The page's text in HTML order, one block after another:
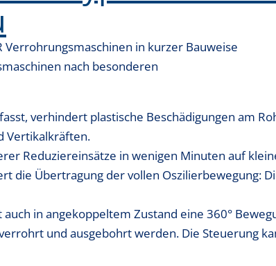
in kurzer Bauweise
nach besonderen
verhindert plastische Beschädigungen am
Vertikalkräften.
Reduziereinsätze in wenigen Minuten auf
die Übertragung der vollen Oszilierbewegung:
in angekoppeltem Zustand eine 360°
und ausgebohrt werden. Die Steuerung